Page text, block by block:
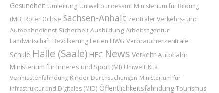
Gesundheit Umleitung Umweltbundesamt Ministerium für Bildung
(MB) Roter Ochse Sachsen-Anhalt Zentraler Verkehrs- und
Autobahndienst Sicherheit Ausbildung Arbeitsagentur
Landwirtschaft Bevölkerung Ferien HWG Verbraucherzentrale
Schule Halle (Saale) HFC News Verkehr Autobahn
Ministerium für Inneres und Sport (MI) Umwelt Kita
Vermisstenfahndung Kinder Durchsuchungen Ministerium für
Infrastruktur und Digitales (MID) Öffentlichkeitsfahndung Tourismus